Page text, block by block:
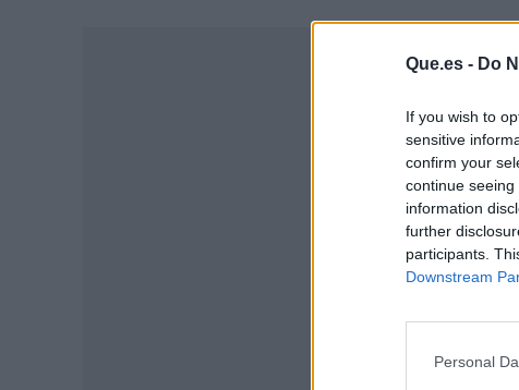
Que.es - Do
If you wish to
sensitive
confirm your
continue
information
further
participants.
Downstream
Personal